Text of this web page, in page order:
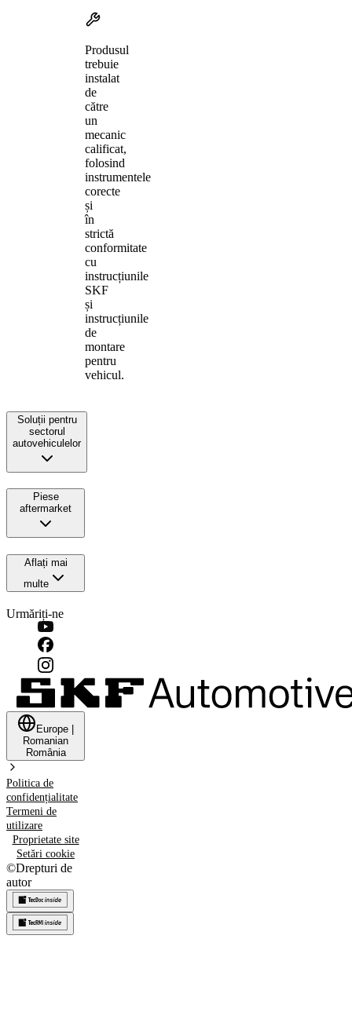
Produsul
trebuie
instalat
de
către
un
mecanic
calificat,
folosind
instrumentele
corecte
și
în
strictă
conformitate
cu
instrucțiunile
SKF
și
instrucțiunile
de
montare
pentru
vehicul.
Soluții pentru
sectorul
autovehiculelor
Piese
aftermarket
Aflați mai
multe
Urmăriți-ne
Europe
Romanian
România
Politica de
confidențialitate
Termeni de
utilizare
Proprietate site
Setări cookie
©Drepturi de
autor